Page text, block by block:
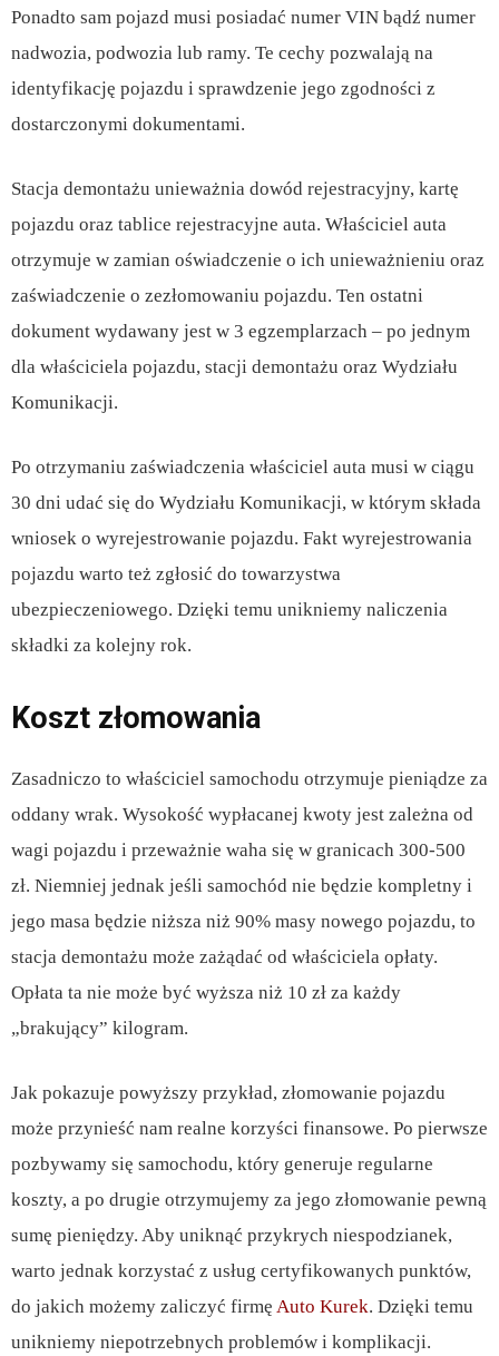
Ponadto sam pojazd musi posiadać numer VIN bądź numer
nadwozia, podwozia lub ramy. Te cechy pozwalają na
identyfikację pojazdu i sprawdzenie jego zgodności z
dostarczonymi dokumentami.
Stacja demontażu unieważnia dowód rejestracyjny, kartę
pojazdu oraz tablice rejestracyjne auta. Właściciel auta
otrzymuje w zamian oświadczenie o ich unieważnieniu oraz
zaświadczenie o zezłomowaniu pojazdu. Ten ostatni
dokument wydawany jest w 3 egzemplarzach – po jednym
dla właściciela pojazdu, stacji demontażu oraz Wydziału
Komunikacji.
Po otrzymaniu zaświadczenia właściciel auta musi w ciągu
30 dni udać się do Wydziału Komunikacji, w którym składa
wniosek o wyrejestrowanie pojazdu. Fakt wyrejestrowania
pojazdu warto też zgłosić do towarzystwa
ubezpieczeniowego. Dzięki temu unikniemy naliczenia
składki za kolejny rok.
Koszt złomowania
Zasadniczo to właściciel samochodu otrzymuje pieniądze za
oddany wrak. Wysokość wypłacanej kwoty jest zależna od
wagi pojazdu i przeważnie waha się w granicach 300-500
zł. Niemniej jednak jeśli samochód nie będzie kompletny i
jego masa będzie niższa niż 90% masy nowego pojazdu, to
stacja demontażu może zażądać od właściciela opłaty.
Opłata ta nie może być wyższa niż 10 zł za każdy
„brakujący” kilogram.
Jak pokazuje powyższy przykład, złomowanie pojazdu
może przynieść nam realne korzyści finansowe. Po pierwsze
pozbywamy się samochodu, który generuje regularne
koszty, a po drugie otrzymujemy za jego złomowanie pewną
sumę pieniędzy. Aby uniknąć przykrych niespodzianek,
warto jednak korzystać z usług certyfikowanych punktów,
do jakich możemy zaliczyć firmę Auto Kurek. Dzięki temu
unikniemy niepotrzebnych problemów i komplikacji.